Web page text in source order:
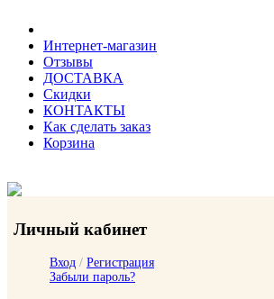
Интернет-магазин
Отзывы
ДОСТАВКА
Скидки
КОНТАКТЫ
Как сделать заказ
Корзина
Личный кабинет
Вход / Регистрация
Забыли пароль?